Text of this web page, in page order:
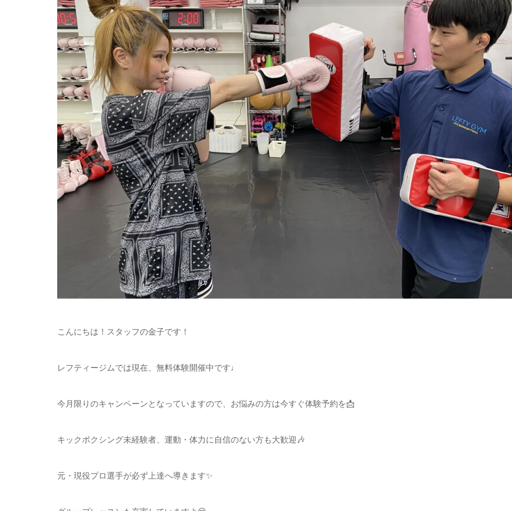
こんにちは！スタッフの金子です！
レフティージムでは現在、無料体験開催中です♩
今月限りのキャンペーンとなっていますので、お悩みの方は今すぐ体験予約を📩
キックボクシング未経験者、運動・体力に自信のない方も大歓迎🎶
元・現役プロ選手が必ず上達へ導きます✨